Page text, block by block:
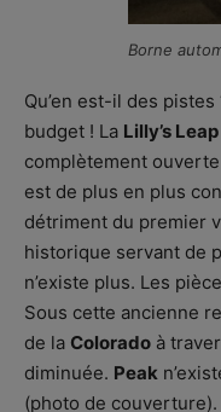
Borne
Qu’en est-il des pistes
budget ! La Lilly’s Leap
complètement
est de plus en plus
détriment du premier
historique servant de
n’existe plus. Les
Sous cette ancienne
de la Colorado à
diminuée. Peak
(photo de couverture).